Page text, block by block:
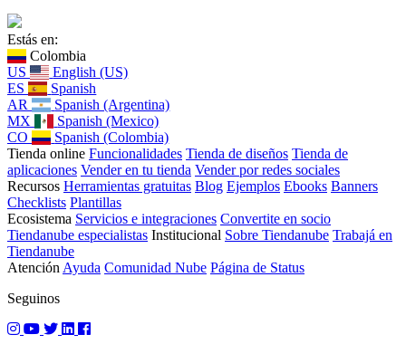
Estás en:
Colombia
US
English (US)
ES
Spanish
AR
Spanish (Argentina)
MX
Spanish (Mexico)
CO
Spanish (Colombia)
Tienda online Funcionalidades Tienda de diseños Tienda de
aplicaciones Vender en tu tienda Vender por redes sociales
Recursos Herramientas gratuitas Blog Ejemplos Ebooks Banners
Checklists Plantillas
Ecosistema Servicios e integraciones Convertite en socio
Tiendanube especialistas Institucional Sobre Tiendanube Trabajá en
Tiendanube
Atención Ayuda Comunidad Nube Página de Status
Seguinos